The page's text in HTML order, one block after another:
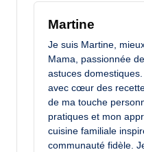
Martine
Je suis Martine,
Mama, passionnée
astuces
avec cœur des
de ma touche
pratiques et mon
cuisine familiale
communauté fidèle.